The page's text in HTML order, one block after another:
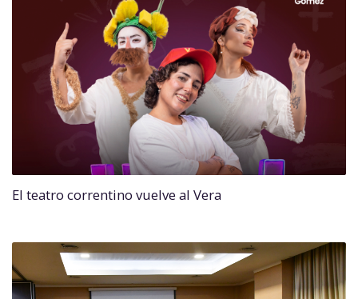
El teatro correntino vuelve al Vera